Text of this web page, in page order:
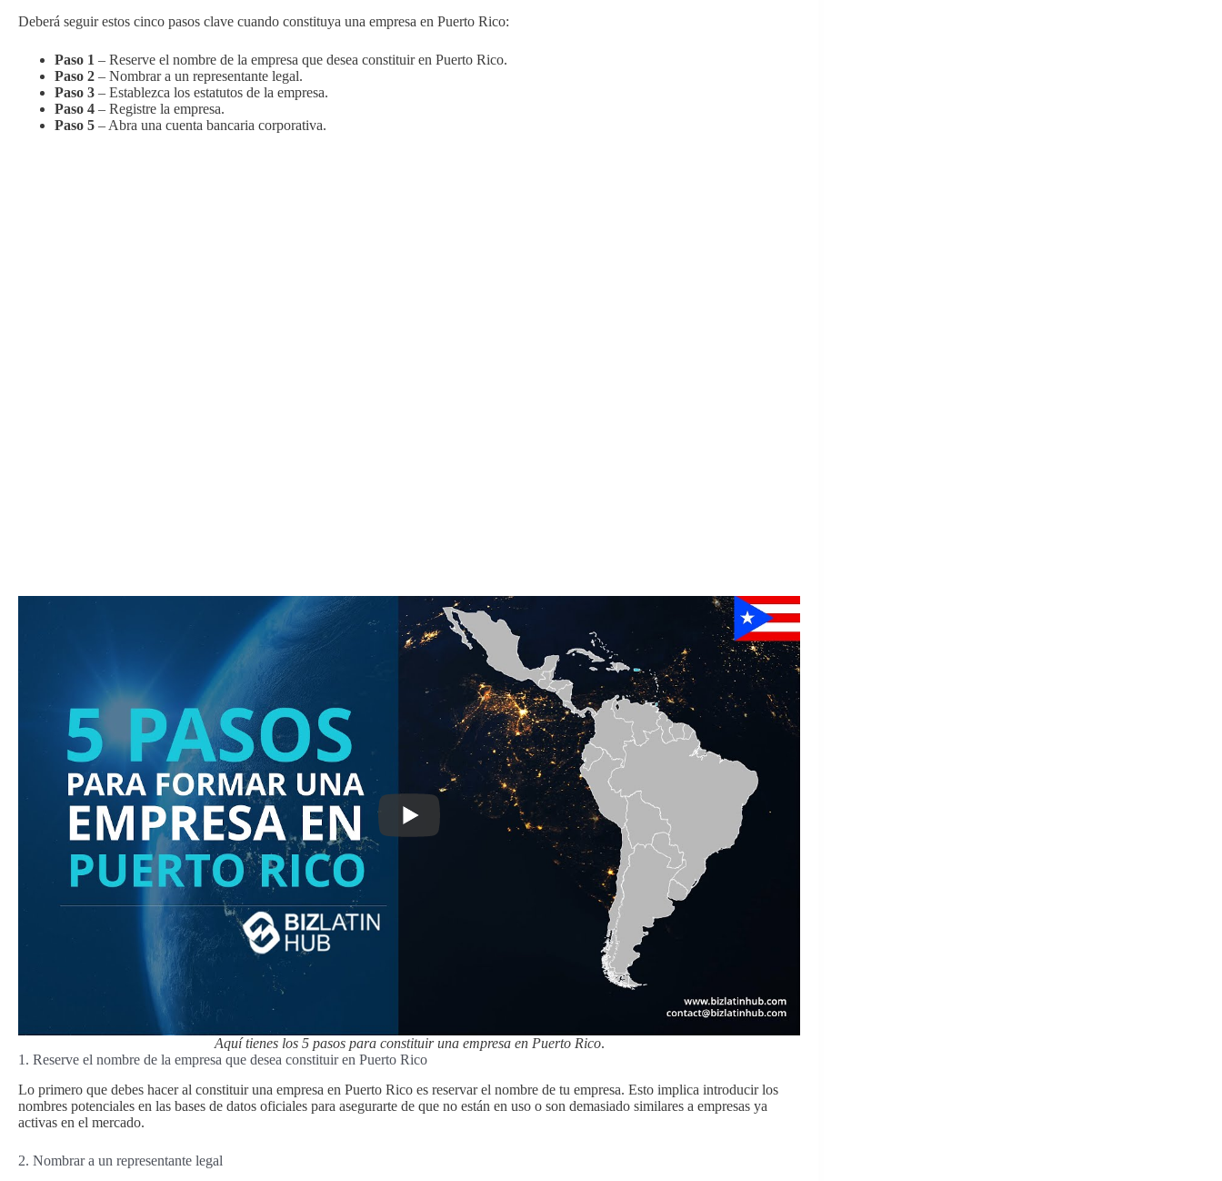
Deberá seguir estos cinco pasos clave cuando constituya una empresa en Puerto Rico:
Paso 1 – Reserve el nombre de la empresa que desea constituir en Puerto Rico.
Paso 2 – Nombrar a un representante legal.
Paso 3 – Establezca los estatutos de la empresa.
Paso 4 – Registre la empresa.
Paso 5 – Abra una cuenta bancaria corporativa.
Aquí tienes los 5 pasos para constituir una empresa en Puerto Rico.
1. Reserve el nombre de la empresa que desea constituir en Puerto Rico
Lo primero que debes hacer al constituir una empresa en Puerto Rico es reservar el nombre de tu empresa. Esto implica introducir los
nombres potenciales en las bases de datos oficiales para asegurarte de que no están en uso o son demasiado similares a empresas ya
activas en el mercado.
2. Nombrar a un representante legal